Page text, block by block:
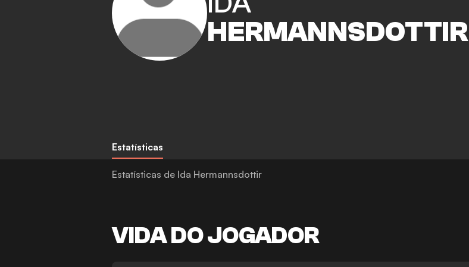
HERMANNSDOTTIR
Estatísticas
Estatísticas de Ida Hermannsdottir
VIDA DO JOGADOR